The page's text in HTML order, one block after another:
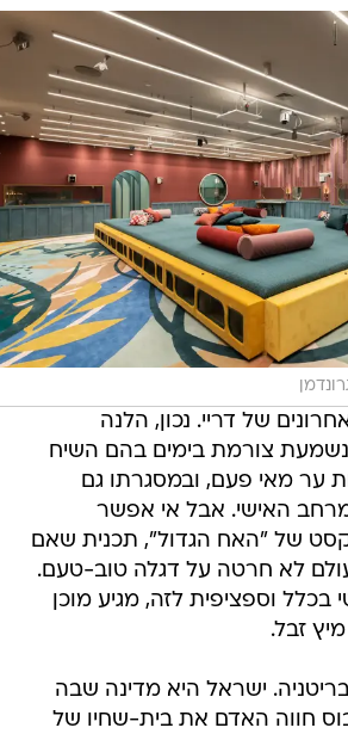
של דריי. נכון, הלנה
צורמת בימים בהם השיח
ער מאי פעם, ובמסגרתו גם
האישי. אבל אי אפשר
של "האח הגדול", תכנית שאם
לא חרטה על דגלה טוב-טעם.
בכלל וספציפית לזה, מגיע מוכן
זבל.
ישראל היא מדינה שבה
חווה האדם את בית-שחיו של